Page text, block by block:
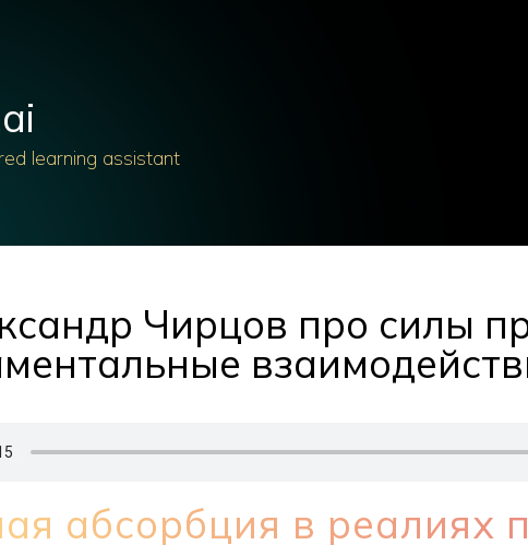
learning assistant
Чирцов про силы
абсорбция в реалиях